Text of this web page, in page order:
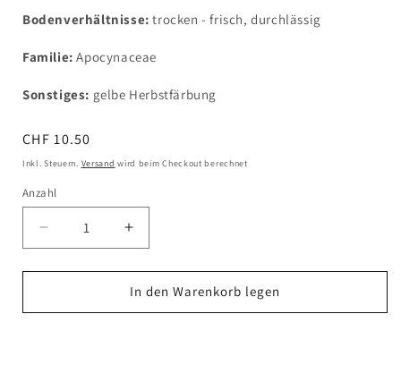
Bodenverhältnisse: trocken - frisch, durchlässig
Familie: Apocynaceae
Sonstiges: gelbe Herbstfärbung
Normaler
Preis
CHF 10.50
Inkl. Steuern. Versand wird beim Checkout berechnet
Anzahl
Verringere
die
Menge
Amsonia
Erhöhe
die
Menge
für
Amsonia
In den Warenkorb legen